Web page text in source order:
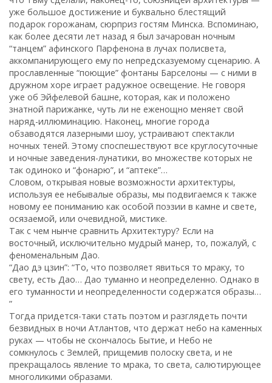
уже большое достижение и буквально блестящий
подарок горожанам, сюрприз гостям Минска. Вспоминаю,
как более десяти лет назад я был зачарован ночным
“танцем” афинского Парфенона в лучах полисвета,
аккомпанирующего ему по непредсказуемому сценарию. А
прославленные “поющие” фонтаны Барселоны — с ними в
дружном хоре играет радужное освещение. Не говоря
уже об Эйфелевой башне, которая, как и положено
знатной парижанке, чуть ли не еженощно меняет свой
наряд-иллюминацию. Наконец, многие города
обзаводятся лазерными шоу, устраивают спектакли
ночных теней. Этому споспешествуют все круглосуточные
и ночные заведения-лунатики, во множестве которых не
так одиноко и “фонарю”, и “аптеке”…
Словом, открывая новые возможности архитектуры,
используя ее небывалые образы, мы подвигаемся к также
новому ее пониманию как особой поэзии в камне и свете,
осязаемой, или очевидной, мистике.
Так с чем нынче сравнить Архитектуру? Если на
восточный, исключительно мудрый манер, то, пожалуй, с
феноменальным Дао.
“Дао дэ цзин”: “То, что позволяет явиться то мраку, то
свету, есть Дао… Дао туманно и неопределенно. Однако в
его туманности и неопределенности содержатся образы…
”
Тогда придется-таки стать поэтом и разглядеть почти
безвидных в ночи Атлантов, что держат небо на каменных
руках — чтобы не скончалось Бытие, и Небо не
сомкнулось с Землей, прищемив полоску света, и не
прекращалось явление то мрака, то света, салютирующее
многоликими образами.